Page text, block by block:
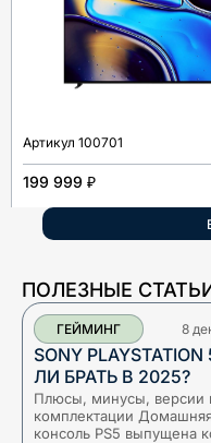
Артикул 100701
199 999 ₽
ПОЛЕЗНЫЕ
ГЕЙМИНГ 8
SONY
ЛИ БРАТЬ В 2025?
Плюсы, минусы, версии
комплектации Домашняя игровая
консоль PS5 выпущена